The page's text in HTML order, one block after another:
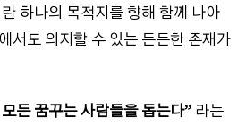
란 하나의 목적지를 향해 함께 나아
서도 의지할 수 있는 든든한 존재가
든 꿈꾸는 사람들을 돕는다” 라는